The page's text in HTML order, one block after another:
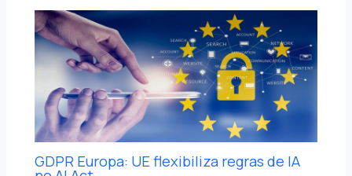
GDPR Europa: UE flexibiliza regras de IA